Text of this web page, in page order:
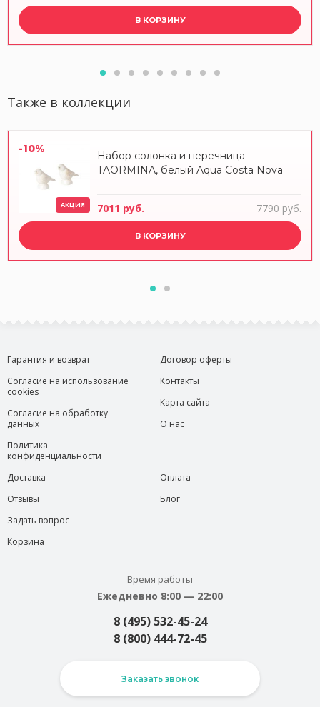
В КОРЗИНУ
Также в коллекции
-10%
АКЦИЯ
Набор солонка и перечница
TAORMINA, белый Aqua Costa Nova
7011 руб. 7790 руб.
В КОРЗИНУ
Гарантия и возврат
Согласие на использование
cookies
Согласие на обработку
данных
Политика
конфиденциальности
Договор оферты
Контакты
Карта сайта
О нас
Доставка
Отзывы
Задать вопрос
Корзина
Оплата
Блог
Время работы
Ежедневно 8:00 — 22:00
8 (495) 532-45-24
8 (800) 444-72-45
Заказать звонок